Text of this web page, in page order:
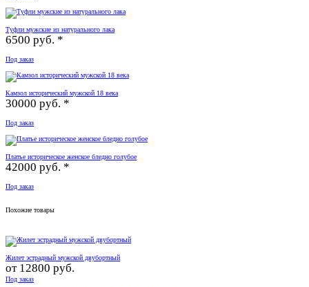
Туфли мужские из натурального лака
6500 руб. *
Под заказ
Камзол исторический мужской 18 века
30000 руб. *
Под заказ
Платье историческое женское бледно голубое
42000 руб. *
Под заказ
Похожие товары
Жилет эстрадный мужской двубортный
от 12800 руб.
Под заказ